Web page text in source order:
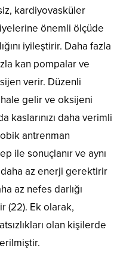
kardiyovasküler
önemli ölçüde
iyileştirir. Daha fazla
kan pompalar ve
verir. Düzenli
gelir ve oksijeni
kaslarınızı daha verimli
antrenman
ile sonuçlanır ve aynı
az enerji gerektirir
az nefes darlığı
(22). Ek olarak,
olan kişilerde